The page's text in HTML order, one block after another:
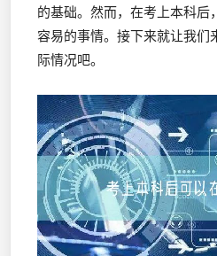
的基础。然而，在考上本科后
容易的事情。接下来就让我们
际情况吧。